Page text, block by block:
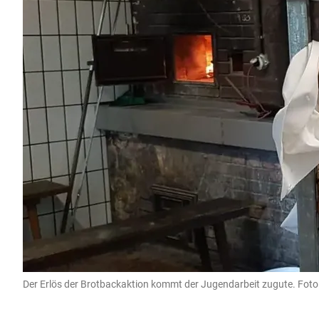
Der Erlös der Brotbackaktion kommt der Jugendarbeit zugute.